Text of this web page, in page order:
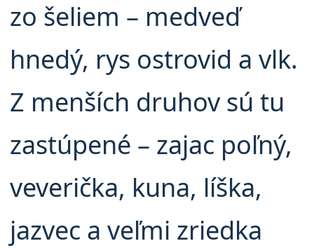
zo šeliem – medveď
hnedý, rys ostrovid a vlk.
Z menších druhov sú tu
zastúpené – zajac poľný,
veverička, kuna, líška,
jazvec a veľmi zriedka